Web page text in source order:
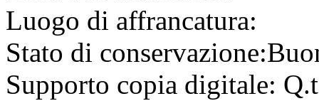
Luogo di affrancatura:
Stato di conservazione:
Supporto copia digitale: